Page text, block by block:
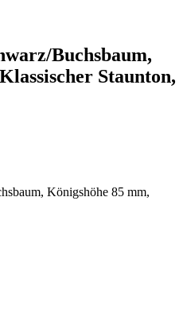
Buchsbaum,
Staunton,